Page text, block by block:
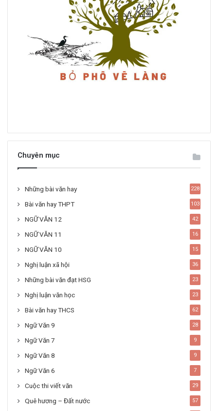
Chuyên mục
Những bài văn hay 228
Bài văn hay THPT 103
NGỮ VĂN 12 42
NGỮ VĂN 11 16
NGỮ VĂN 10 15
Nghị luận xã hội 36
Những bài văn đạt HSG 23
Nghị luận văn học 23
Bài văn hay THCS 62
Ngữ Văn 9 28
Ngữ Văn 7 9
Ngữ Văn 8 9
Ngữ Văn 6 7
Cuộc thi viết văn 29
Quê hương – Đất nước 57